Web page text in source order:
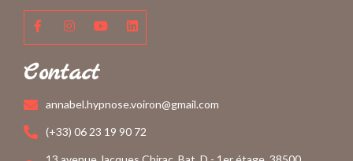
Contact
annabel.hypnose.voiron@gmail.com
(+33) 06 23 19 90 72